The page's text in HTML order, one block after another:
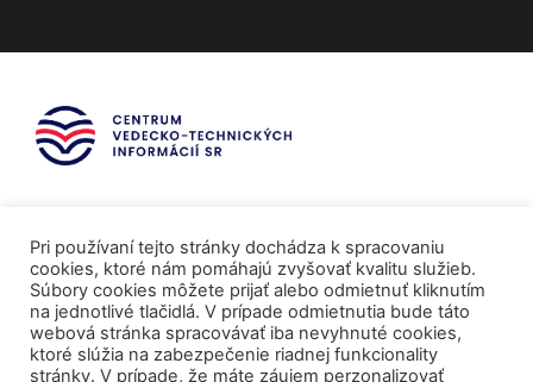
Pri používaní tejto stránky dochádza k spracovaniu
cookies, ktoré nám pomáhajú zvyšovať kvalitu služieb.
Súbory cookies môžete prijať alebo odmietnuť kliknutím
na jednotlivé tlačidlá. V prípade odmietnutia bude táto
webová stránka spracovávať iba nevyhnuté cookies,
ktoré slúžia na zabezpečenie riadnej funkcionality
stránky. V prípade, že máte záujem perzonalizovať